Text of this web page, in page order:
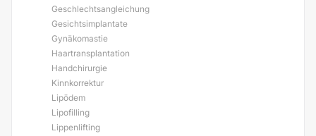
Geschlechtsangleichung
Gesichtsimplantate
Gynäkomastie
Haartransplantation
Handchirurgie
Kinnkorrektur
Lipödem
Lipofilling
Lippenlifting